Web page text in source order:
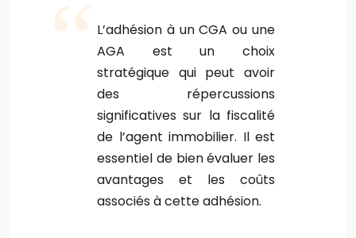
L’adhésion à un CGA ou une
AGA est un choix
stratégique qui peut avoir
des répercussions
significatives sur la fiscalité
de l’agent immobilier. Il est
essentiel de bien évaluer les
avantages et les coûts
associés à cette adhésion.